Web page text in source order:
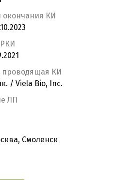
окончания КИ
проводящая КИ
/ Viela Bio, Inc.
ЛП
Смоленск